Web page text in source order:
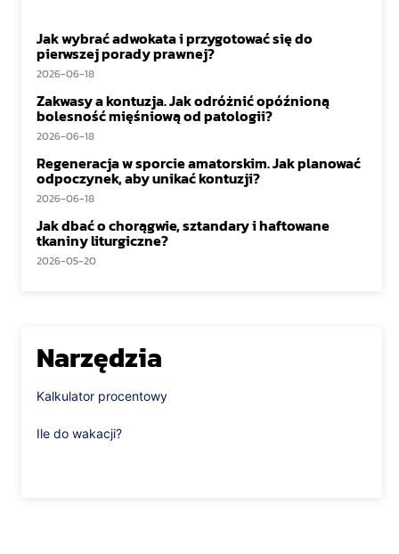
Jak wybrać adwokata i przygotować się do
pierwszej porady prawnej?
2026-06-18
Zakwasy a kontuzja. Jak odróżnić opóźnioną
bolesność mięśniową od patologii?
2026-06-18
Regeneracja w sporcie amatorskim. Jak planować
odpoczynek, aby unikać kontuzji?
2026-06-18
Jak dbać o chorągwie, sztandary i haftowane
tkaniny liturgiczne?
2026-05-20
Narzędzia
Kalkulator procentowy
Ile do wakacji?